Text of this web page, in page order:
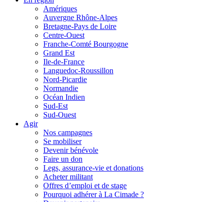
Amériques
Auvergne Rhône-Alpes
Bretagne-Pays de Loire
Centre-Ouest
Franche-Comté Bourgogne
Grand Est
Ile-de-France
Languedoc-Roussillon
Nord-Picardie
Normandie
Océan Indien
Sud-Est
Sud-Ouest
Agir
Nos campagnes
Se mobiliser
Devenir bénévole
Faire un don
Legs, assurance-vie et donations
Acheter militant
Offres d’emploi et de stage
Pourquoi adhérer à La Cimade ?